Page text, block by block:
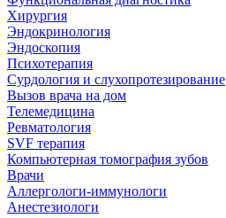
Хирургия
Эндокринология
Эндоскопия
Психотерапия
Сурдология и слухопротезирование
Вызов врача на дом
Телемедицина
Ревматология
SVF терапия
Компьютерная томография зубов
Врачи
Аллергологи-иммунологи
Анестезиологи